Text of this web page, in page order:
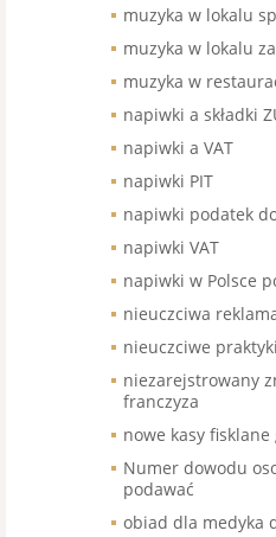
muzyka w lokalu
muzyka w lokalu
muzyka w
napiwki a składki
napiwki a VAT
napiwki PIT
napiwki podatek
napiwki VAT
napiwki w Polsce
nieuczciwa
nieuczciwe
niezarejstrowany
franczyza
nowe kasy
Numer dowodu
podawać
obiad dla medyka